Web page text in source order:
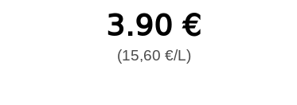
3.90 €
(15,60 €/L)